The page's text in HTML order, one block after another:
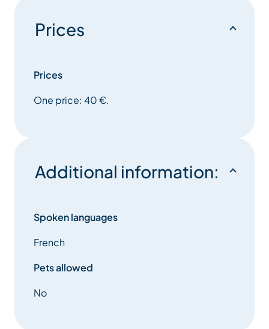
Prices
Prices
One price: 40 €.
Additional information:
Spoken languages
French
Pets allowed
No